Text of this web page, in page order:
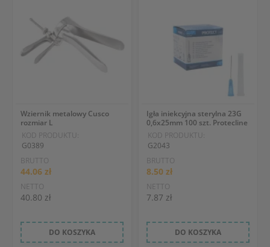
Wziernik metalowy Cusco
rozmiar L
KOD PRODUKTU:
G0389
BRUTTO
44.06 zł
NETTO
40.80 zł
DO KOSZYKA
Igła iniekcyjna sterylna 23G
0,6x25mm 100 szt. Protecline
KOD PRODUKTU:
G2043
BRUTTO
8.50 zł
NETTO
7.87 zł
DO KOSZYKA